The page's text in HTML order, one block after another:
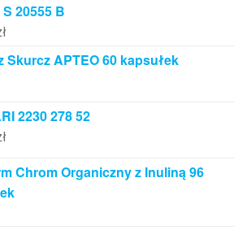
20555 B
Skurcz APTEO 60 kapsułek
2230 278 52
Chrom Organiczny z Inuliną 96